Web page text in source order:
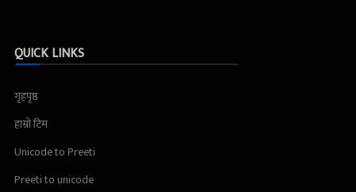
QUICK LINKS
गृहपृष्ठ
हाम्रो टिम
Unicode to Preeti
Preeti to unicode